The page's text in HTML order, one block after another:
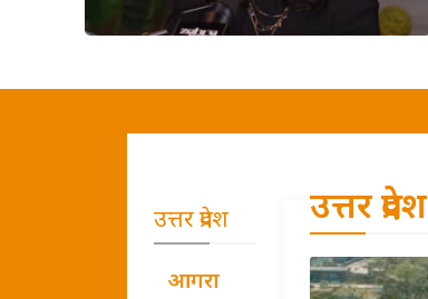
उत्तर प्रदेश
आगरा
उत्तर प्रदेश